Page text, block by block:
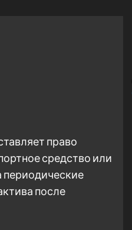
право
средство или
периодические
после